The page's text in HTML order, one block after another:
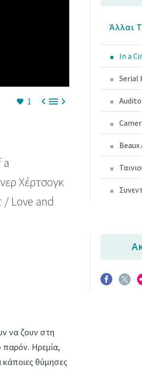
1 
a
Χέρτσογκ
/ Love and
να ζουν στη
παρόν. Ηρεμία,
θύμησες
Άλλαι
In a
Serial
Beaux